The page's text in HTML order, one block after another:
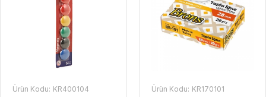
Ürün Kodu: KR400104 Ürün Kodu: KR170101